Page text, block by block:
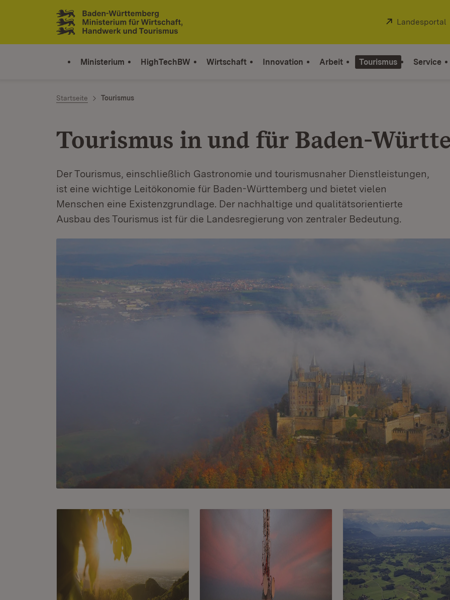
Zum Inhalt springen
Link zur Startseite
Extern:
Landesportal
Ministerium HighTechBW Wirtschaft Innovation Arbeit Tourismus Service
Startseite Tourismus
Tourismus in und für Baden-
Der Tourismus, einschließlich Gastronomie und tourismusnaher Dienstleistungen,
ist eine wichtige Leitökonomie für Baden-Württemberg und bietet vielen
Menschen eine Existenzgrundlage. Der nachhaltige und qualitätsorientierte
Ausbau des Tourismus ist für die Landesregierung von zentraler Bedeutung.